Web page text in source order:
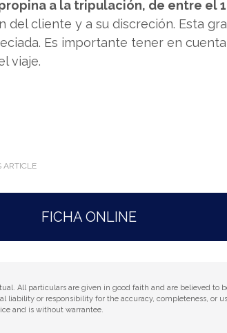
a la tripulación, de entre el
del cliente y a su discreción. Esta
Es importante tener en
viaje.
ARTICLE
FICHA ONLINE
All particulars are given in good faith and are believed to
liability or responsibility for the accuracy, completeness, or
and is without warrantee.